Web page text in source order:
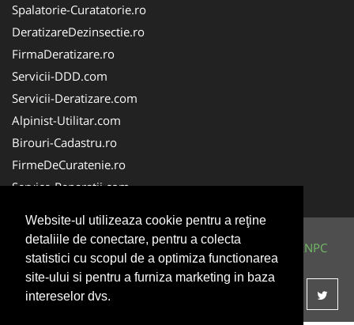
Website-ul utilizeaza cookie pentru a reţine
detaliile de conectare, pentru a colecta
statistici cu scopul de a optimiza functionarea
site-ului si pentru a furniza marketing in baza
intereselor dvs.
Spalatorie-Curatatorie.ro
DeratizareDezinsectie.ro
FirmaDeratizare.ro
Servicii-DDD.com
Servicii-Deratizare.com
Alpinist-Utilitar.com
Birouri-Cadastru.ro
FirmeDeCuratenie.ro
Service-Reparatii.com
© 2014-2026 Powered byVilonMedia&TekaBility
ANPC
SOL